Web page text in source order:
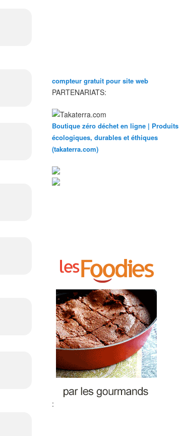
compteur gratuit pour site web
PARTENARIATS:
Boutique zéro déchet en ligne | Produits
écologiques, durables et éthiques
(takaterra.com)
: